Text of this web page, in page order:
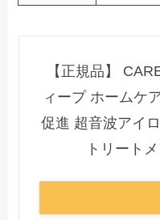
【正規品】
ィープ ホームケ
促進 超音波アイ
トリート